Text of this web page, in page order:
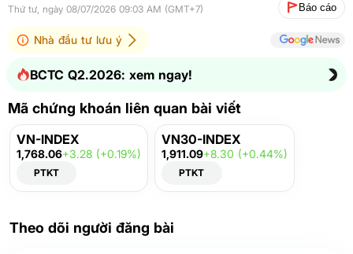
Thứ tư, ngày 08/07/2026 09:03 AM (GMT+7) Báo cáo
Nhà đầu tư lưu ý
BCTC Q2.2026: xem ngay!
Mã chứng khoán liên quan bài viết
VN-INDEX
1,768.06+3.28 (+0.19%)
PTKT
VN30-INDEX
1,911.09+8.30 (+0.44%)
PTKT
Theo dõi người đăng bài